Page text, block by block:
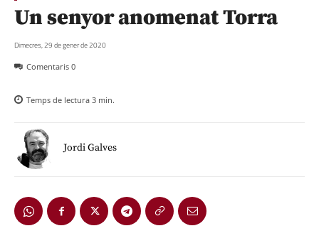
Un senyor anomenat Torra
Dimecres, 29 de gener de 2020
Comentaris 0
Temps de lectura 3 min.
Jordi Galves